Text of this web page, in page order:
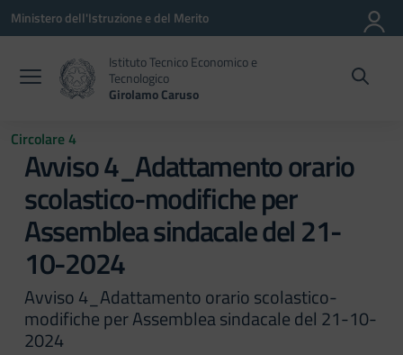
Vai ai contenuti
Vai al menu di navigazione
Vai al footer
Ministero dell'Istruzione e del Merito
Istituto Tecnico Economico e
Tecnologico
Girolamo Caruso
Circolare 4
Avviso 4_Adattamento orario
scolastico-modifiche per
Assemblea sindacale del 21-
10-2024
Avviso 4_Adattamento orario scolastico-
modifiche per Assemblea sindacale del 21-10-
2024